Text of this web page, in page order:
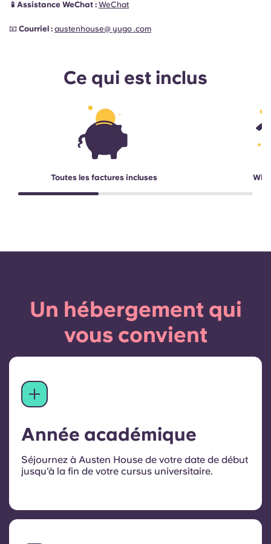
📱Assistance WeChat : WeChat
📧 Courriel : austenhouse@ yugo .com
Ce qui est inclus
Toutes les factures incluses Wi-
Un hébergement qui
vous convient
Année académique
Séjournez à Austen House de votre date de début
jusqu'à la fin de votre cursus universitaire.